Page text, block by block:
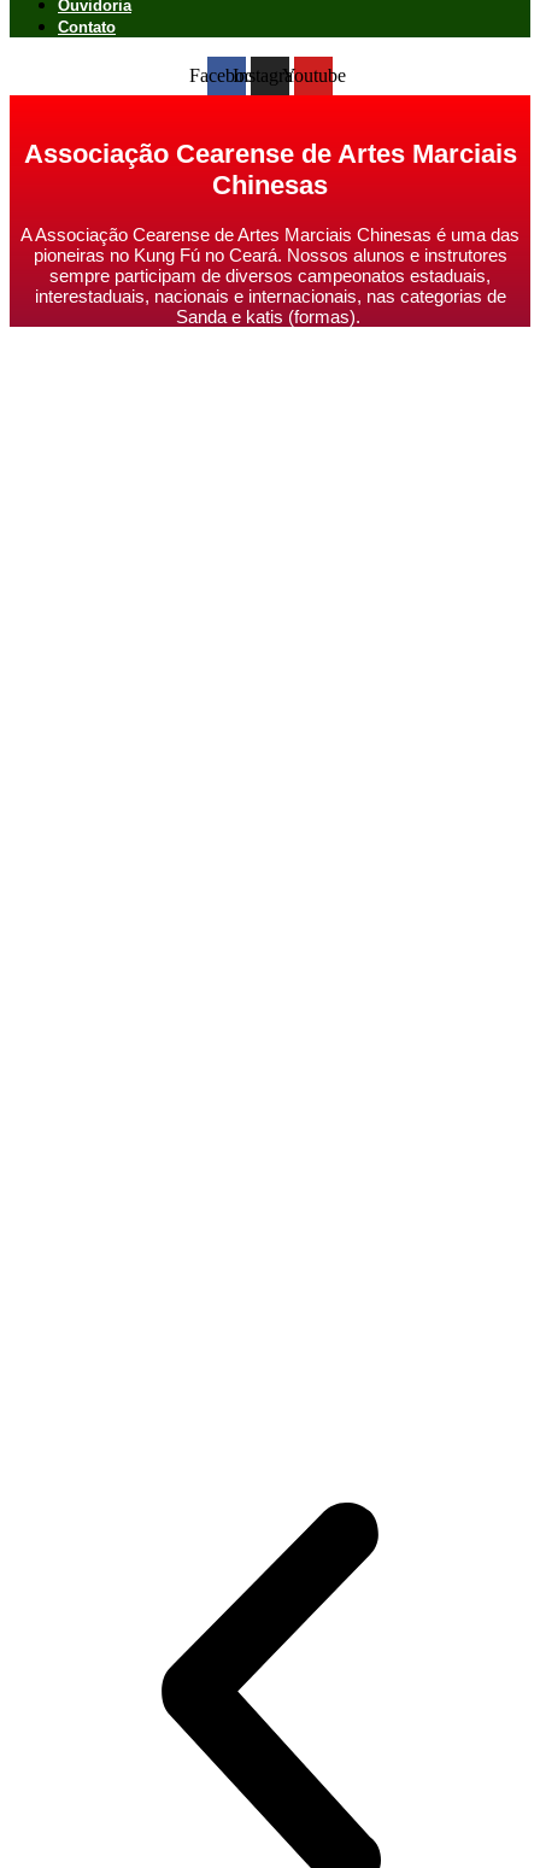
Ouvidoria
Contato
FacebookInstagramYoutube
Associação Cearense de Artes Marciais
Chinesas
A Associação Cearense de Artes Marciais Chinesas é uma das
pioneiras no Kung Fú no Ceará. Nossos alunos e instrutores
sempre participam de diversos campeonatos estaduais,
interestaduais, nacionais e internacionais, nas categorias de
Sanda e katis (formas).